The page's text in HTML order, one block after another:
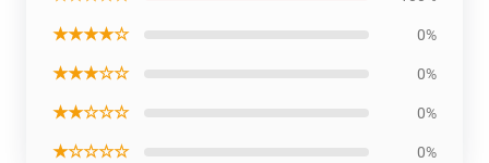
★★★★☆ 0%
★★★☆☆ 0%
★★☆☆☆ 0%
★☆☆☆☆ 0%